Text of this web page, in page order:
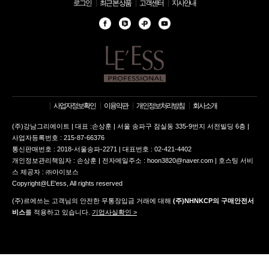
로그인 최근 본 상품 고객센터 지사안내
사업자정보확인 이용약관 개인정보처리방침 회사소개
(주)강남그리에이트 | 대표 :손상훈 | 서울 송파구 잠실동 335-9번지 서전빌딩 6층 |
사업자등록번호 : 215-87-66376
통신판매번호 : 2018-서울송파-2271 | 대표번호 : 02-421-4402
개인정보관리책임자 : 손상훈 | 전자메일주소 : hoon3820@naver.com | 호스팅 서비
스 제공자 : ㈜아이보스
Copyright@LE'ess, All rights reserved
(주)르에쓰는 고객님의 안전한 무통장입금 거래에 대해 (주)NHNKCP의 구매안전서
비스를 적용하고 있습니다. 기업사실확인 >